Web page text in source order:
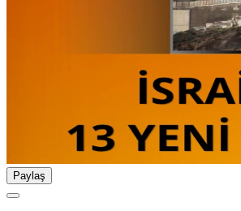
Paylaş